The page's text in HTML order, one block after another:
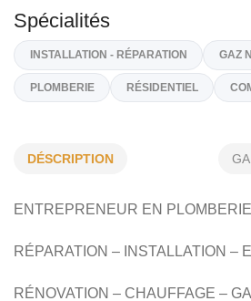
PLOMBERIE ATLAS INC
669, Ave Missisquoi, Venise-
(450) 210-0306
Spécialités
INSTALLATION - RÉPARATION
PLOMBERIE RÉSIDENTIEL
DÉSCRIPTION
ENTREPRENEUR EN PLOMBERIE
RÉPARATION – INSTALLATION –
RÉNOVATION – CHAUFFAGE –